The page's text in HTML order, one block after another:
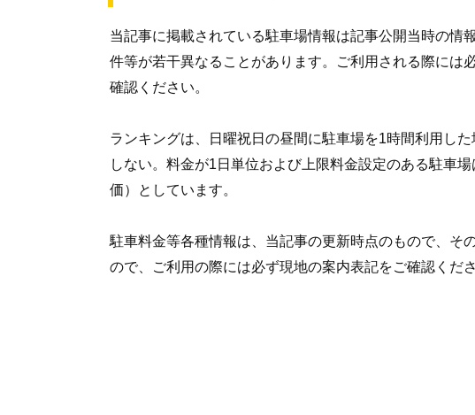
当記事に掲載されている駐車場情報は記事公開当時の情
件等が若干異なることがあります。ご利用される際には
確認ください。
ランキングは、日曜祝日の昼間に駐車場を1時間利用し
しない。料金が1日単位および上限料金設定のある駐車
価）としています。
駐車料金等各種情報は、当記事の更新時点のもので、そ
ので、ご利用の際には必ず現地の案内表記をご確認くださ